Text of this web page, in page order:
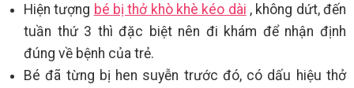
Hiện tượng bé bị thở khò khè kéo dài , không dứt, đến
tuần thứ 3 thì đặc biệt nên đi khám để nhận định
đúng về bệnh của trẻ.
Bé đã từng bị hen suyễn trước đó, có dấu hiệu thở